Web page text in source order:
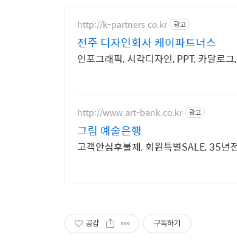
http://k-partners.co.kr 광고
전주 디자인회사 케이파트너스
인포그래픽, 시각디자인, PPT, 카달로
http://www.art-bank.co.kr 광고
그림 예술은행
고객안심후불제, 회원특별SALE, 35
공감 구독하기